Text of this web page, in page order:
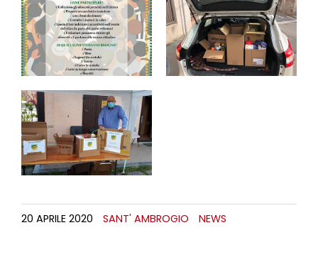
20 APRILE 2020 SANT' AMBROGIO NEWS